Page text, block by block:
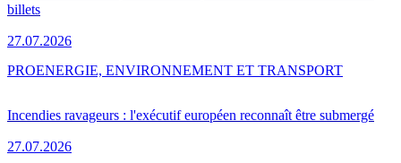
billets
27.07.2026
Incendies ravageurs : l'exécutif européen reconnaît être submergé
27.07.2026
PROENERGIE, ENVIRONNEMENT ET TRANSPORT